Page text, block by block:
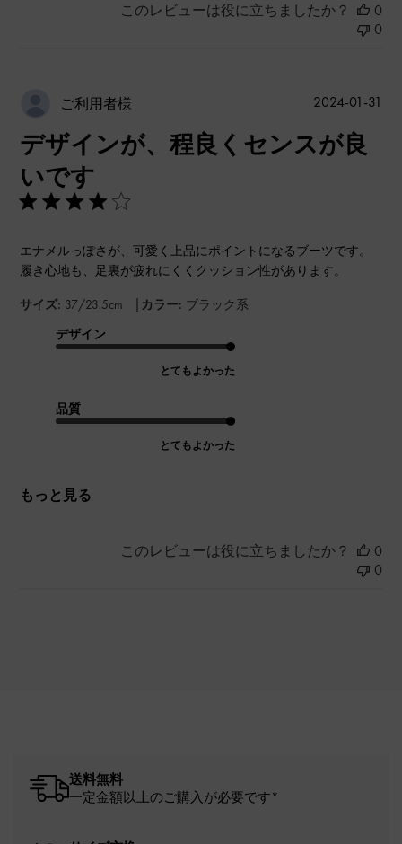
このレビューは役に立ちましたか？
0
0
ご利用者様
デザインが、程良くセンスが良
いです
エナメルっぽさが、可愛く上品にポイントになるブーツです。
履き心地も、足裏が疲れにくくクッション性があります。
サイズ: 37/23.5cm | カラー: ブラック系
デザイン
とてもよかった
品質
とてもよかった
もっと見る
2024-01-31
このレビューは役に立ちましたか？
0
0
送料無料
一定金額以上のご購入が必要です*